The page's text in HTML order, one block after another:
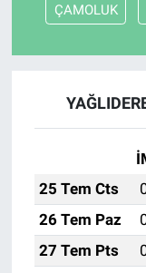
ÇAMOLUK
25 Tem Cts
26 Tem Paz
27 Tem Pts